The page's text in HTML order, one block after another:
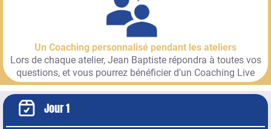
Un Coaching personnalisé pendant les ateliers
Lors de chaque atelier, Jean Baptiste répondra à toutes vos
questions, et vous pourrez bénéficier d'un Coaching Live
Jour 1